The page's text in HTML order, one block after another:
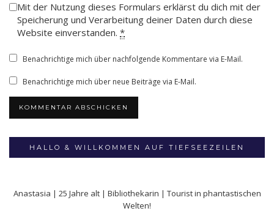
Mit der Nutzung dieses Formulars erklärst du dich mit der
Speicherung und Verarbeitung deiner Daten durch diese
Website einverstanden. *
Benachrichtige mich über nachfolgende Kommentare via E-Mail.
Benachrichtige mich über neue Beiträge via E-Mail.
HALLO & WILLKOMMEN AUF TIEFSEEZEILEN
Anastasia | 25 Jahre alt | Bibliothekarin | Tourist in phantastischen
Welten!